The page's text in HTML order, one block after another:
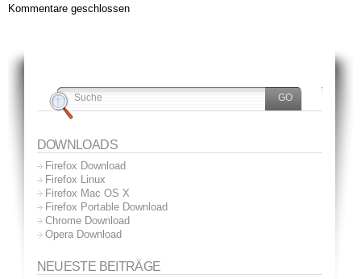
Kommentare geschlossen
DOWNLOADS
Firefox Download
Firefox Linux
Firefox Mac OS X
Firefox Portable Download
Chrome Download
Opera Download
NEUESTE BEITRÄGE